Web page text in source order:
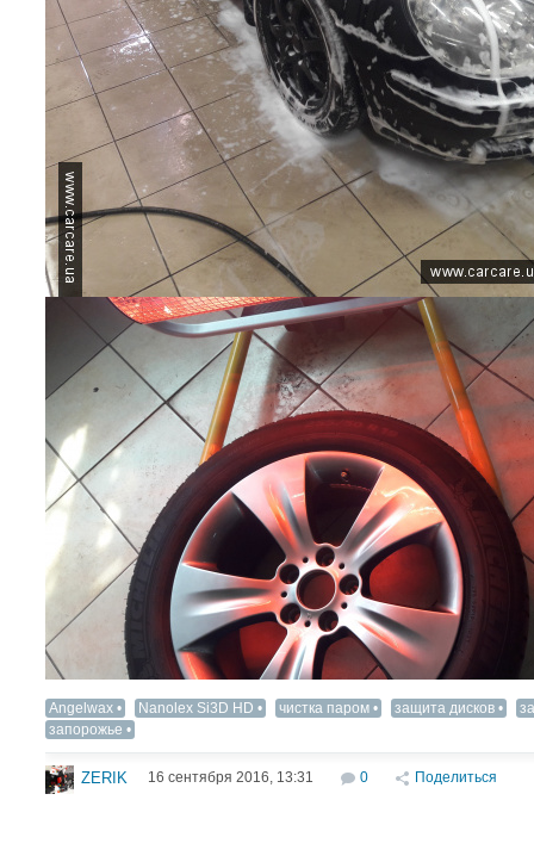
Angelwax‬ Nanolex Si3D HD чистка паром защита дисков
запорожье
ZERIK 16 сентября 2016, 13:31 0 Поделиться